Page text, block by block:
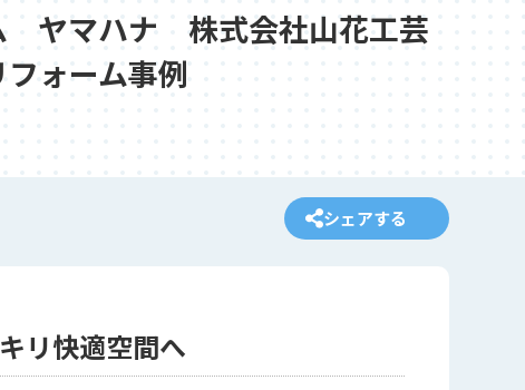
ヤマハナ 株式会社山花工芸
フォーム事例
シェアする
リ快適空間へ